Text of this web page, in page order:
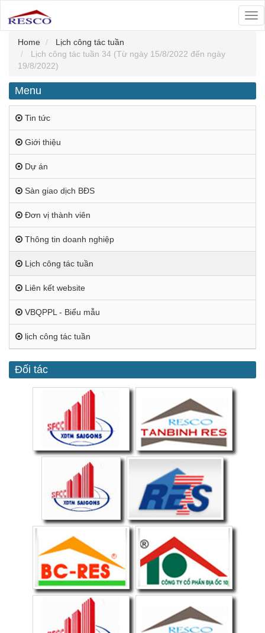
Home
Lịch công tác tuần
Lịch công tác tuần 34 (Từ ngày 15/8/2022 đến ngày
19/8/2022)
Menu
Tin tức
Giới thiệu
Dự án
Sàn giao dịch BĐS
Đơn vị thành viên
Thông tin doanh nghiệp
Lịch công tác tuần
Liên kết website
VBQPPL - Biểu mẫu
lịch công tác tuần
Đối tác